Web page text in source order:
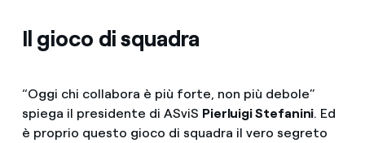
Il gioco di squadra
“Oggi chi collabora è più forte, non più debole”
spiega il presidente di ASviS Pierluigi Stefanini. Ed
è proprio questo gioco di squadra il vero segreto